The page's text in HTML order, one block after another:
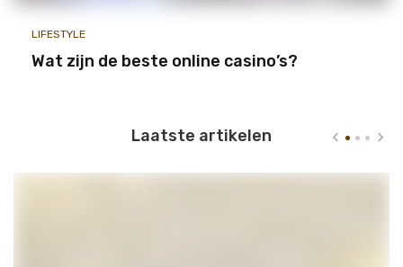
LIFESTYLE
Wat zijn de beste online casino’s?
Laatste artikelen